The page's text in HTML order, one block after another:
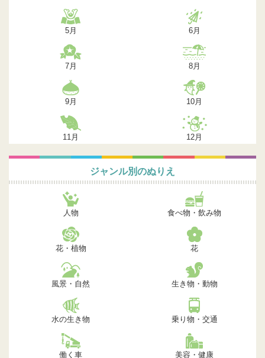
5月 6月
7月 8月
9月 10月
11月 12月
ジャンル別のぬりえ
人物 食べ物・飲み物
花・植物 花
風景・自然 生き物・動物
水の生き物 乗り物・交通
働く車 美容・健康